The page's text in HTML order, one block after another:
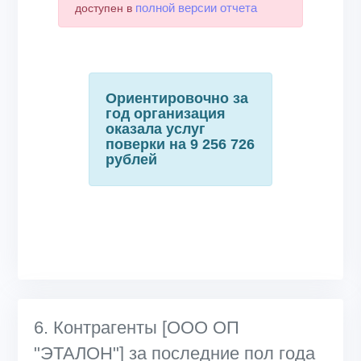
доступен в полной версии отчета
Ориентировочно за
год организация
оказала услуг
поверки на 9 256 726
рублей
6. Контрагенты [ООО ОП
"ЭТАЛОН"] за последние пол года